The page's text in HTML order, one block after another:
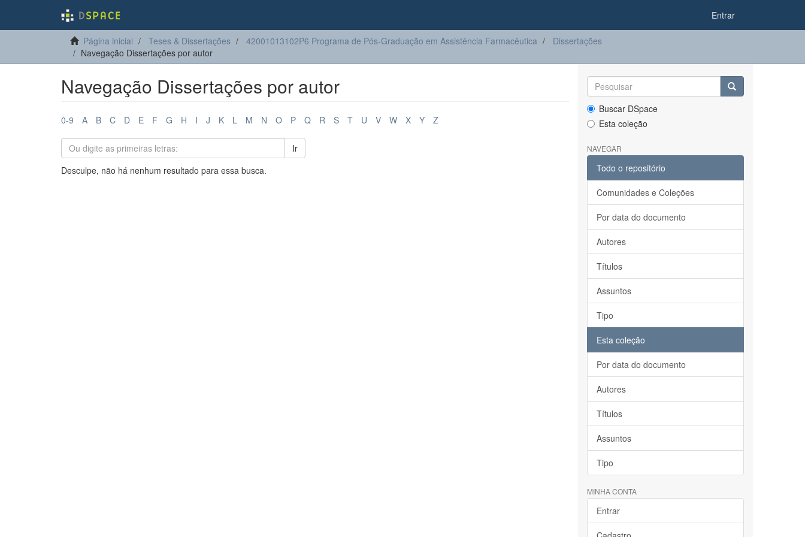
Entrar
Página inicial Teses & Dissertações 42001013102P6 Programa de Pós-Graduação em Assistência Farmacêutica
Dissertações
Navegação Dissertações por autor
Navegação Dissertações por autor
0-9 A B C D E F G H I J K L M N O P Q R S T U V W X Y Z
Ir
Desculpe, não há nenhum resultado para essa busca.
Buscar DSpace
Esta coleção
NAVEGAR
Todo o repositório
Comunidades e Coleções
Por data do documento
Autores
Títulos
Assuntos
Tipo
Esta coleção
Por data do documento
Autores
Títulos
Assuntos
Tipo
MINHA CONTA
Entrar